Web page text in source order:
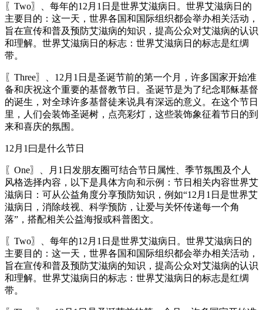
〖Two〗、每年的12月1日是世界艾滋病日。世界艾滋病日的
主要目的：这一天，世界各国和国际组织都会举办相关活动，
旨在宣传和普及预防艾滋病的知识，提高公众对艾滋病的认识
和理解。世界艾滋病日的标志：世界艾滋病日的标志是红绸
带。
〖Three〗、12月1日是圣诞节前的第一个月，许多国家开始准
备和庆祝这个重要的基督教节日。圣诞节是为了纪念耶稣基督
的诞生，对全球许多基督徒来说具有深远的意义。在这个节日
里，人们会装饰圣诞树，点亮彩灯，这些装饰象征着节日的到
来和喜庆的氛围。
12月1曰是什么节日
〖One〗、月1日发朋友圈可结合节日属性、季节氛围及个人
风格选择内容，以下是具体方向和示例：节日相关内容世界艾
滋病日：可从公益角度分享预防知识，例如“12月1日是世界艾
滋病日，消除歧视、科学预防，让爱与关怀传递每一个角
落”，搭配相关公益海报或科普图文。
〖Two〗、每年的12月1日是世界艾滋病日。世界艾滋病日的
主要目的：这一天，世界各国和国际组织都会举办相关活动，
旨在宣传和普及预防艾滋病的知识，提高公众对艾滋病的认识
和理解。世界艾滋病日的标志：世界艾滋病日的标志是红绸
带。